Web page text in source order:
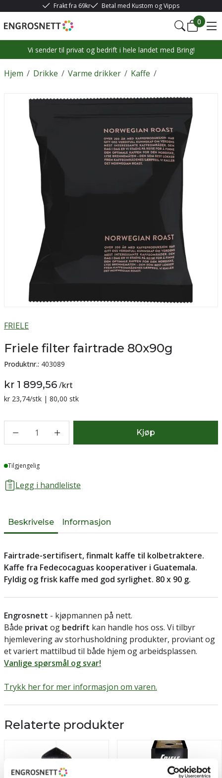
Frakt fra 69kr Betal med Kustom og Vipps
0
Vi sender til privat og bedrift i hele landet med Bring!
/
Hjem /
Drikke /
Varme drikker /
Kaffe
FRIELE
Friele filter fairtrade 80x90g
Produktnr.: 403089
kr 1 899,56/krt
Sammenligning pris:
kr 23,74/stk | 80,00 stk
1 Kjøp
Lager
Tilgjengelig
Legg i handleliste
Beskrivelse Informasjon
Fairtrade-sertifisert, finmalt kaffe til kolbetraktere.
Kaffe fra Fedecocaguas kooperativer i Guatemala.
Fyldig og frisk kaffe med god syrlighet. 80 x 90 g.
Engrosnett - kjøpmannen på nett.
Både privat og bedrift kan handle hos oss. Vi tilbyr
hjemlevering av storhusholdning produkter, proviant og
et variert mattilbud til både hjem og arbeidsplassen.
Vanlige spørsmål og svar!
Trykk her for mer informasjon om varen.
Relaterte produkter